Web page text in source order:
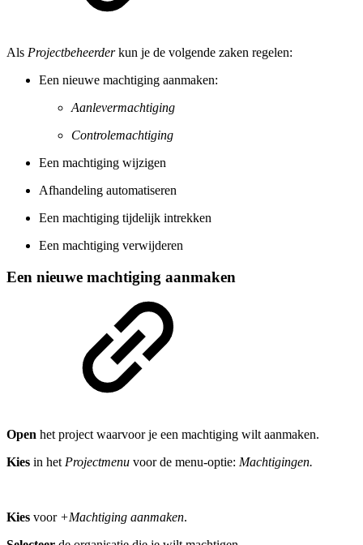
Als Projectbeheerderkun je de volgende zaken regelen:
Een nieuwe machtiging aanmaken:
Aanlevermachtiging
Controlemachtiging
Een machtiging wijzigen
Afhandeling automatiseren
Een machtiging tijdelijk intrekken
Een machtiging verwijderen
Een nieuwe machtiging aanmaken
Open het project waarvoor je een machtiging wilt aanmaken.
Kies in het Projectmenu voor de menu-optie: Machtigingen.
Kies voor +Machtiging aanmaken.